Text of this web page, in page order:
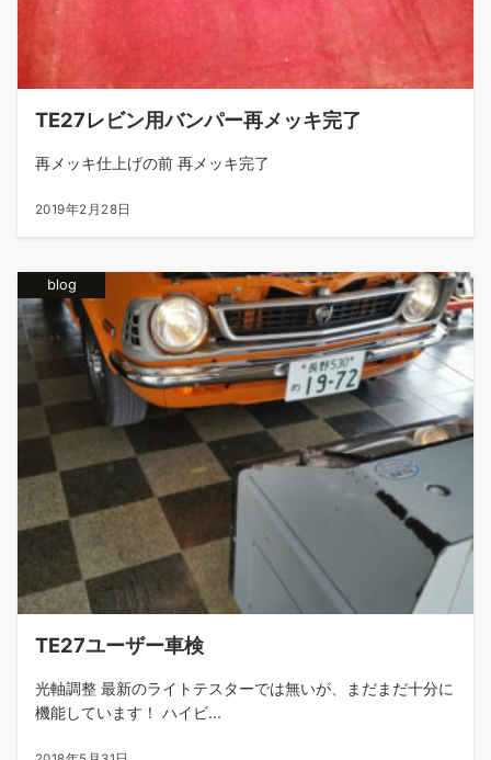
TE27レビン用バンパー再メッキ完了
再メッキ仕上げの前 再メッキ完了
2019年2月28日
blog
TE27ユーザー車検
光軸調整 最新のライトテスターでは無いが、まだまだ十分に
機能しています！ ハイビ...